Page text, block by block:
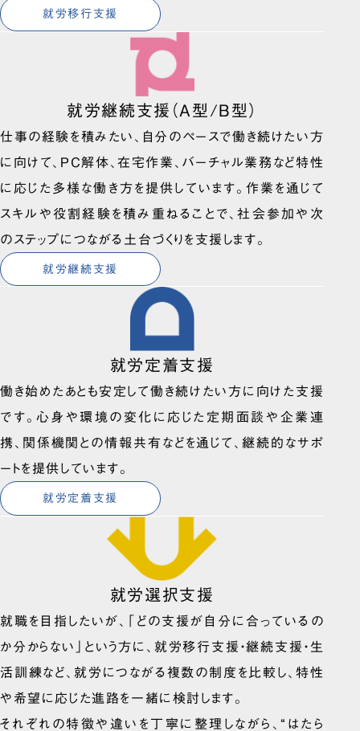
就労移行支援
就労継続支援（A型/B型）
仕事の経験を積みたい、自分のペースで働き続けたい方
に向けて、PC解体、在宅作業、バーチャル業務など特性
に応じた多様な働き方を提供しています。作業を通じて
スキルや役割経験を積み重ねることで、社会参加や次
のステップにつながる土台づくりを支援します。
就労継続支援
就労定着支援
働き始めたあとも安定して働き続けたい方に向けた支援
です。心身や環境の変化に応じた定期面談や企業連
携、関係機関との情報共有などを通じて、継続的なサポ
ートを提供しています。
就労定着支援
就労選択支援
就職を目指したいが、「どの支援が自分に合っているの
か分からない」という方に、就労移行支援・継続支援・生
活訓練など、就労につながる複数の制度を比較し、特性
や希望に応じた進路を一緒に検討します。
それぞれの特徴や違いを丁寧に整理しながら、“はたら